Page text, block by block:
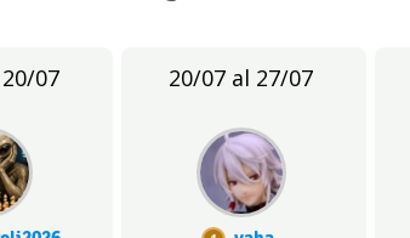
07 20/07 al 27/07